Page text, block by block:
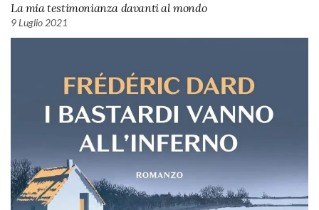
La mia testimonianza davanti al mondo
9 Luglio 2021